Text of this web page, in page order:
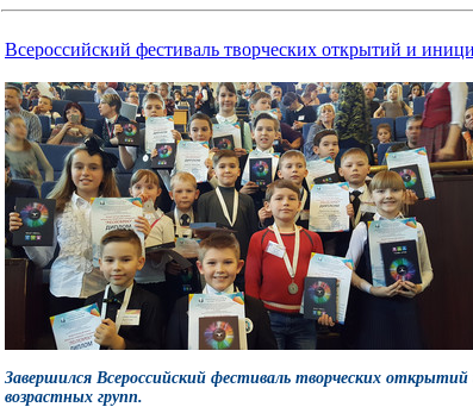
Всероссийский фестиваль творческих открытий и
Завершился Всероссийский фестиваль творческих
возрастных групп.